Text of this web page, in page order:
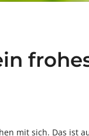
mit sich. Das ist